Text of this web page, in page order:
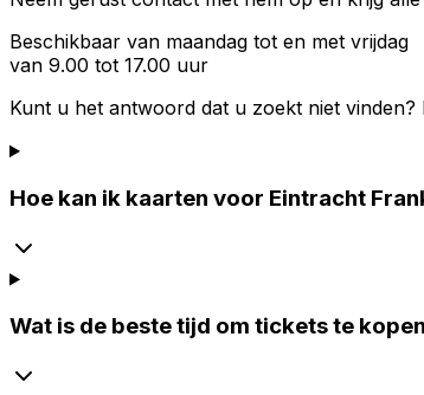
Beschikbaar van maandag tot en met vrijdag
van 9.00 tot 17.00 uur
Kunt u het antwoord dat u zoekt niet vinden?
Hoe kan ik kaarten voor Eintracht
Wat is de beste tijd om tickets te